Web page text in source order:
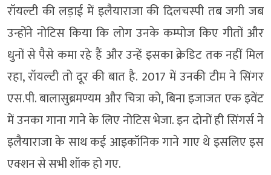
रॉयल्टी की लड़ाई में इलैयाराजा की दिलचस्पी तब जगी जब
उन्होंने नोटिस किया कि लोग उनके कम्पोज किए गीतों और
धुनों से पैसे कमा रहे हैं और उन्हें इसका क्रेडिट तक नहीं मिल
रहा, रॉयल्टी तो दूर की बात है. 2017 में उनकी टीम ने सिंगर
एस.पी. बालासुब्रमण्यम और चित्रा को, बिना इजाजत एक इवेंट
में उनका गाना गाने के लिए नोटिस भेजा. इन दोनों ही सिंगर्स ने
इलैयाराजा के साथ कई आइकॉनिक गाने गाए थे इसलिए इस
एक्शन से सभी शॉक हो गए.